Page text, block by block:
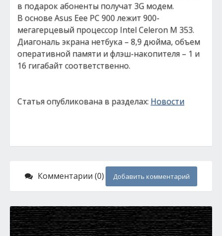
в подарок абоненты получат 3G модем.
В основе Asus Eee PC 900 лежит 900-
мегагерцевый процессор Intel Celeron M 353.
Диагональ экрана нетбука – 8,9 дюйма, объем
оперативной памяти и флэш-накопителя – 1 и
16 гигабайт соответственно.
Статья опубликована в разделах: Новости
Комментарии (0) Добавить комментарий